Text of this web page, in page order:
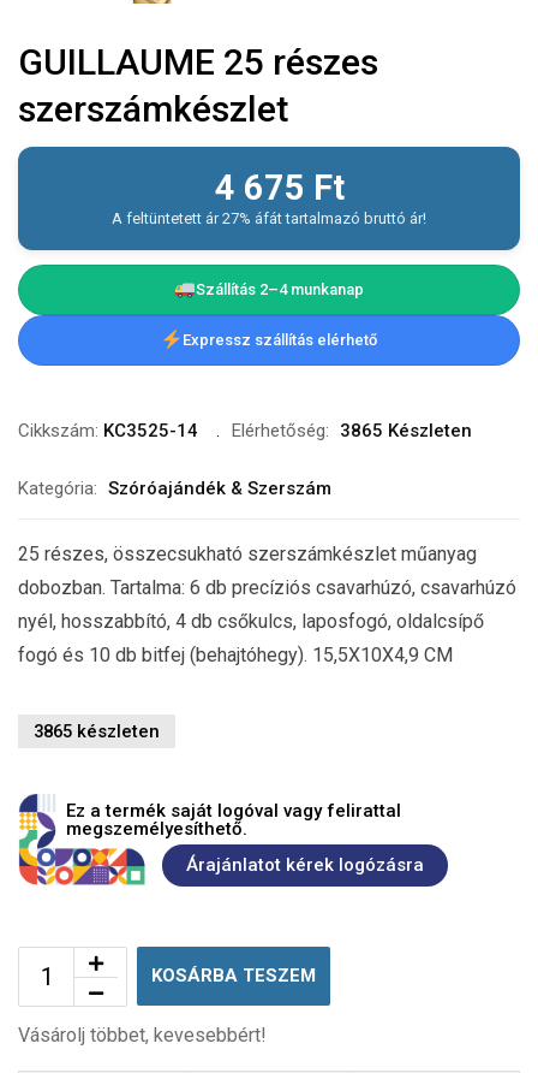
GUILLAUME 25 részes
szerszámkészlet
4 675 Ft
A feltüntetett ár 27% áfát tartalmazó bruttó ár!
Szállítás 2–4 munkanap
Expressz szállítás elérhető
Cikkszám: KC3525-14 Elérhetőség: 3865 Készleten
Kategória: Szóróajándék & Szerszám
25 részes, összecsukható szerszámkészlet műanyag
dobozban. Tartalma: 6 db precíziós csavarhúzó, csavarhúzó
nyél, hosszabbító, 4 db csőkulcs, laposfogó, oldalcsípő
fogó és 10 db bitfej (behajtóhegy). 15,5X10X4,9 CM
3865 készleten
Ez a termék saját logóval vagy felirattal
megszemélyesíthető.
Árajánlatot kérek logózásra
KOSÁRBA TESZEM
Vásárolj többet, kevesebbért!